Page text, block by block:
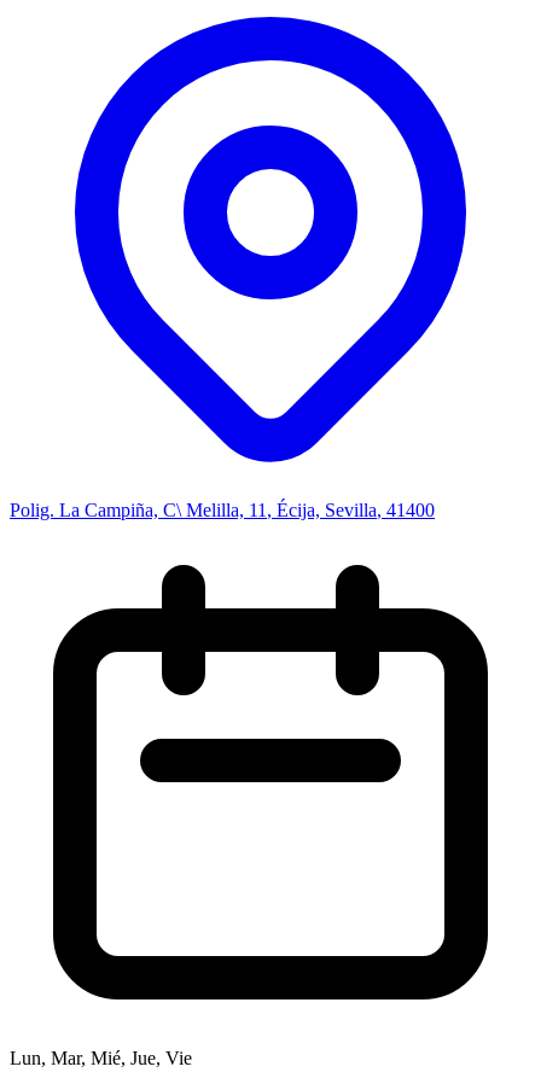
Polig. La Campiña, C\ Melilla, 11 , Écija, Sevilla, 41400
Lun, Mar, Mié, Jue, Vie